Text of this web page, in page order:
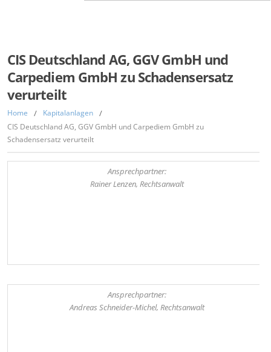
CIS Deutschland AG, GGV GmbH und
Carpediem GmbH zu Schadensersatz
verurteilt
Home / Kapitalanlagen /
CIS Deutschland AG, GGV GmbH und Carpediem GmbH zu
Schadensersatz verurteilt
Ansprechpartner:
Rainer Lenzen, Rechtsanwalt
Ansprechpartner:
Andreas Schneider-Michel, Rechtsanwalt